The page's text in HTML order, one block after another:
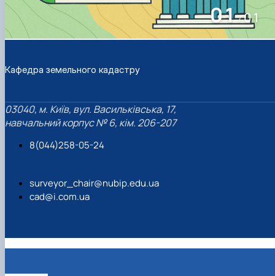
01/01
Кафедра земельного кадастру
03040, м. Київ, вул. Васильківська, 17,
навчальний корпус № 6, кім. 206-207
8(044)258-05-24
surveyor_chair@nubip.edu.ua
cad@i.com.ua